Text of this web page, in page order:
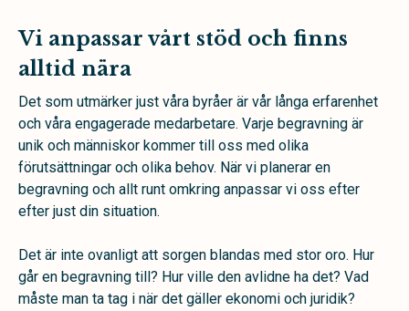
Vi anpassar vårt stöd och finns
alltid nära
Det som utmärker just våra byråer är vår långa erfarenhet
och våra engagerade medarbetare. Varje begravning är
unik och människor kommer till oss med olika
förutsättningar och olika behov. När vi planerar en
begravning och allt runt omkring anpassar vi oss efter
efter just din situation.
Det är inte ovanligt att sorgen blandas med stor oro. Hur
går en begravning till? Hur ville den avlidne ha det? Vad
måste man ta tag i när det gäller ekonomi och juridik?